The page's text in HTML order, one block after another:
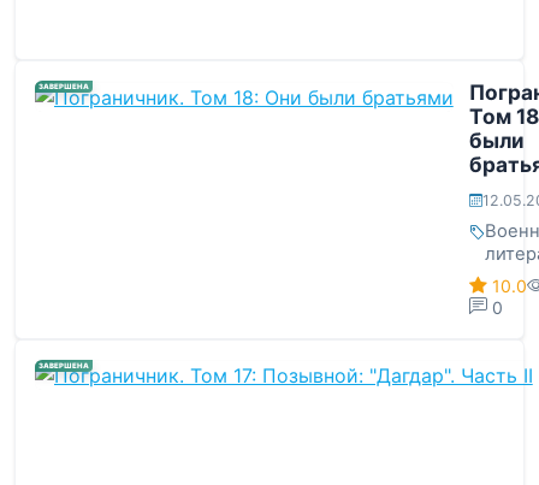
ЗАВЕРШЕНА
Том
были
10.0
0
ЗАВЕРШЕНА